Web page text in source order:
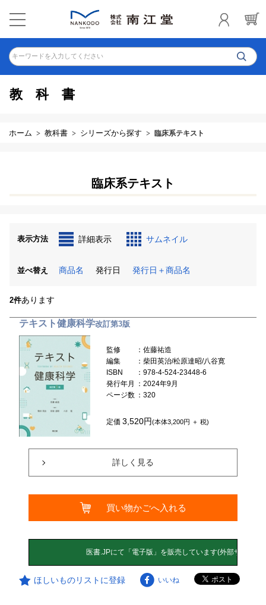
キーワードを入力してください
教科書
ホーム 教科書 シリーズから探す 臨床系テキスト
臨床系テキスト
表示方法 詳細表示 サムネイル
並べ替え 商品名 発行日 発行日＋商品名
2件あります
テキスト健康科学改訂第3版
監修
：佐藤祐造
編集
：柴田英治/松原達昭/八谷寛
ISBN
：978-4-524-23448-6
発行年月
：2024年9月
ページ数 ：320
定価3,520円(本体3,200円 ＋ 税)
詳しく見る
買い物かごへ入れる
ほしいものリストに登録 いいね